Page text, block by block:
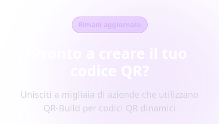
Rimani aggiornato
Unisciti a migliaia di aziende che utilizzano
QR-Build per codici QR dinamici